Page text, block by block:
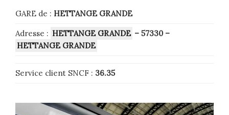
GARE de : HETTANGE GRANDE
Adresse : HETTANGE GRANDE – 57330 –
HETTANGE GRANDE
Service client SNCF : 36.35